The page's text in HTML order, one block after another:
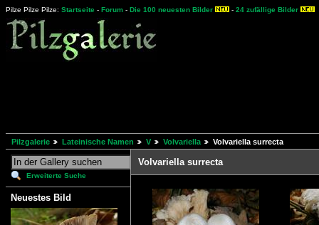
Pilze Pilze Pilze: Startseite - Forum - Die 100 neuesten Bilder - 24 zufällige Bilder
Pilzgalerie Lateinische Namen V Volvariella Volvariella surrecta
Erweiterte Suche
Neuestes Bild
Volvariella surrecta